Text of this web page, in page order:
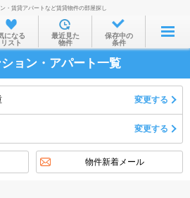
お部屋を探す
沿線・駅から
住所から
物件特集から
不動産会社から
・賃貸アパートなど賃貸物件の部屋探し
になる
リスト
最近見た
物件
保存中の
条件
ョン・アパート一覧
変更する
変更する
物件新着メール